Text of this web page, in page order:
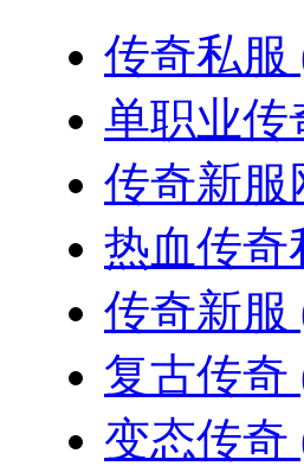
传奇私服
单职业传
传奇新服
热血传奇
传奇新服
复古传奇
变态传奇